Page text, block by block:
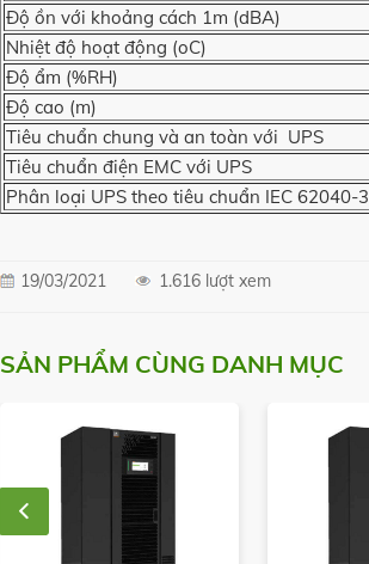
Độ ồn với khoảng cách 1m (dBA)
Nhiệt độ hoạt động (oC)
Độ ẩm (%RH)
Độ cao (m)
Tiêu chuẩn chung và an toàn với UPS
Tiêu chuẩn điện EMC với UPS
Phân loại UPS theo tiêu chuẩn IEC 62040-3
19/03/2021 1.616 lượt xem
SẢN PHẨM CÙNG DANH MỤC